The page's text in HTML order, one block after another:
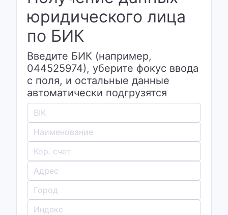
юридического лица
по БИК
Введите БИК (например,
044525974), уберите фокус ввода
с поля, и остальные данные
автоматически подгрузятся